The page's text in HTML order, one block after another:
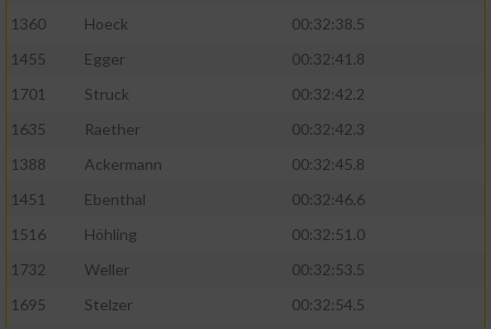
1360
Hoeck
00:32:38.5
1455
Egger
00:32:41.8
1701
Struck
00:32:42.2
1635
Raether
00:32:42.3
1388
Ackermann
00:32:45.8
1451
Ebenthal
00:32:46.6
1516
Höhling
00:32:51.0
1732
Weller
00:32:53.5
1695
Stelzer
00:32:54.5